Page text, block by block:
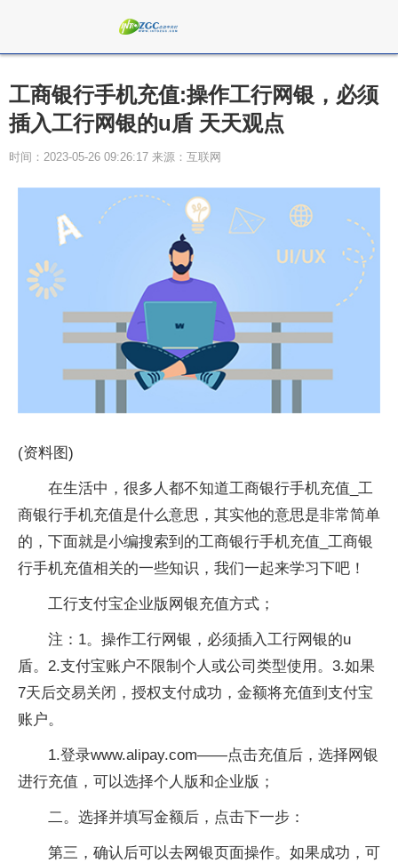
工商银行手机充值:操作工行网银，必须
插入工行网银的u盾 天天观点
时间：2023-05-26 09:26:17 来源：互联网
(资料图)
在生活中，很多人都不知道工商银行手机充值_工
商银行手机充值是什么意思，其实他的意思是非常简单
的，下面就是小编搜索到的工商银行手机充值_工商银
行手机充值相关的一些知识，我们一起来学习下吧！
工行支付宝企业版网银充值方式；
注：1。操作工行网银，必须插入工行网银的u
盾。2.支付宝账户不限制个人或公司类型使用。3.如果
7天后交易关闭，授权支付成功，金额将充值到支付宝
账户。
1.登录www.alipay.com——点击充值后，选择网银
进行充值，可以选择个人版和企业版；
二。选择并填写金额后，点击下一步：
第三，确认后可以去网银页面操作。如果成功，可